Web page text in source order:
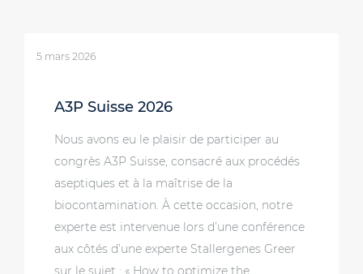
5 mars 2026
A3P Suisse 2026
Nous avons eu le plaisir de participer au
congrès A3P Suisse, consacré aux procédés
aseptiques et à la maîtrise de la
biocontamination. À cette occasion, notre
experte est intervenue lors d’une conférence
aux côtés d’une experte Stallergenes Greer
sur le sujet : « How to optimize the